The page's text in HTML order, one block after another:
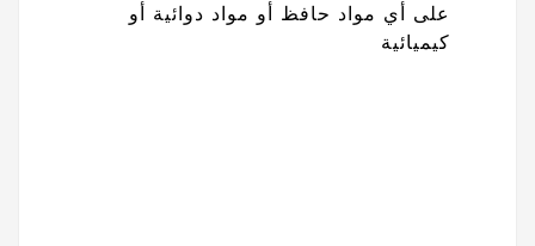
على أي مواد حافظ أو مواد دوائية أو
كيميائية